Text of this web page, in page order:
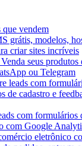
que vendem
grátis, modelos,
criar sites incríveis
Venda seus produtos
ou Telegram
leads com
de cadastro e
com formulários
com Google
eletrônico